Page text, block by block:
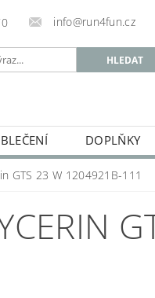
info@run4fun.cz
DOPLŇKY
OBCHODNÍ PODMÍNKY
GTS 23 W 1204921B-111